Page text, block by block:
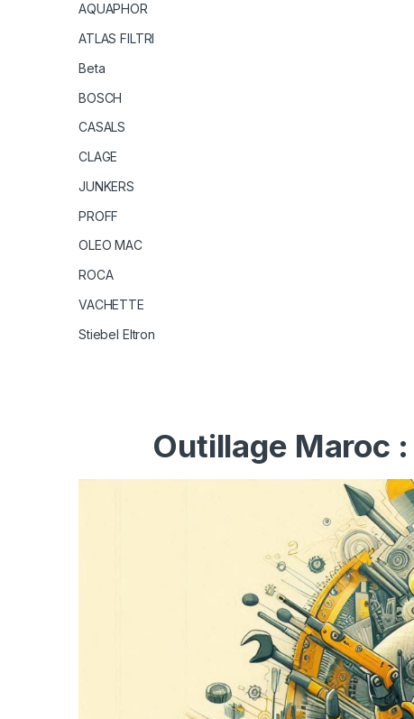
AQUAPHOR
ATLAS FILTRI
Beta
BOSCH
CASALS
CLAGE
JUNKERS
PROFF
OLEO MAC
ROCA
VACHETTE
Stiebel Eltron
Outillage Maroc